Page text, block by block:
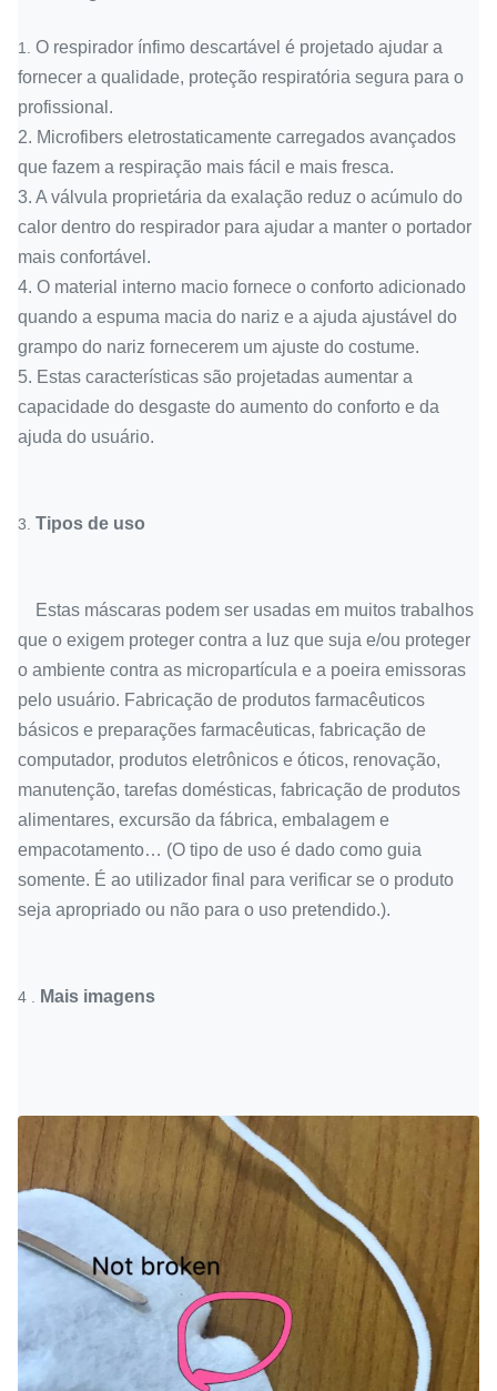
1. O respirador ínfimo descartável é projetado ajudar a
fornecer a qualidade, proteção respiratória segura para o
profissional.
2. Microfibers eletrostaticamente carregados avançados
que fazem a respiração mais fácil e mais fresca.
3. A válvula proprietária da exalação reduz o acúmulo do
calor dentro do respirador para ajudar a manter o portador
mais confortável.
4. O material interno macio fornece o conforto adicionado
quando a espuma macia do nariz e a ajuda ajustável do
grampo do nariz fornecerem um ajuste do costume.
5. Estas características são projetadas aumentar a
capacidade do desgaste do aumento do conforto e da
ajuda do usuário.
3. Tipos de uso
Estas máscaras podem ser usadas em muitos trabalhos
que o exigem proteger contra a luz que suja e/ou proteger
o ambiente contra as micropartícula e a poeira emissoras
pelo usuário. Fabricação de produtos farmacêuticos
básicos e preparações farmacêuticas, fabricação de
computador, produtos eletrônicos e óticos, renovação,
manutenção, tarefas domésticas, fabricação de produtos
alimentares, excursão da fábrica, embalagem e
empacotamento… (O tipo de uso é dado como guia
somente. É ao utilizador final para verificar se o produto
seja apropriado ou não para o uso pretendido.).
4 . Mais imagens